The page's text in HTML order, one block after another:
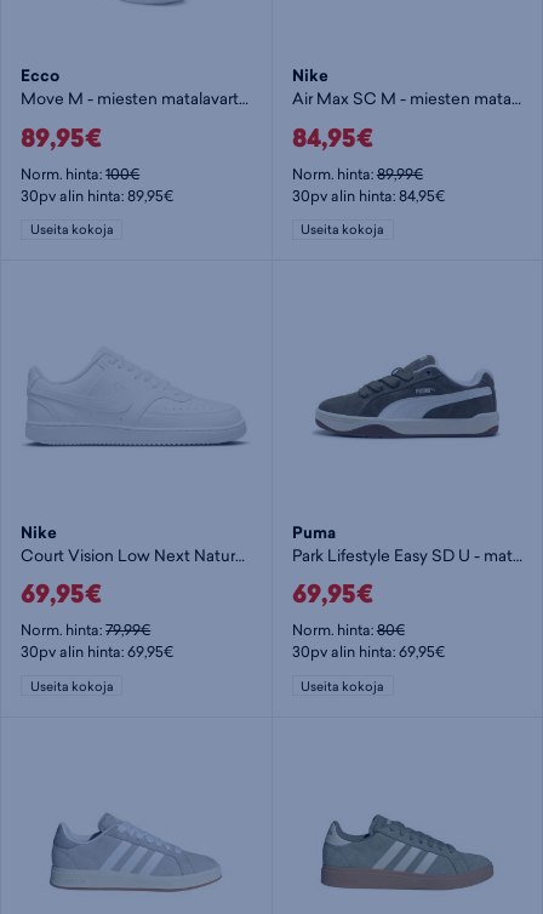
Ecco
Move M - miesten matalavartiset tennarit
89,95€
Norm. hinta:100€
30pv alin hinta: 89,95€
Useita kokoja
Nike
Air Max SC M - miesten matalavartiset tennarit
84,95€
Norm. hinta:89,99€
30pv alin hinta: 84,95€
Useita kokoja
Nike
Court Vision Low Next Nature M - miesten matalavartiset tennarit
69,95€
Norm. hinta:79,99€
30pv alin hinta: 69,95€
Useita kokoja
Puma
Park Lifestyle Easy SD U - matalavartiset tennarit
69,95€
Norm. hinta:80€
30pv alin hinta: 69,95€
Useita kokoja